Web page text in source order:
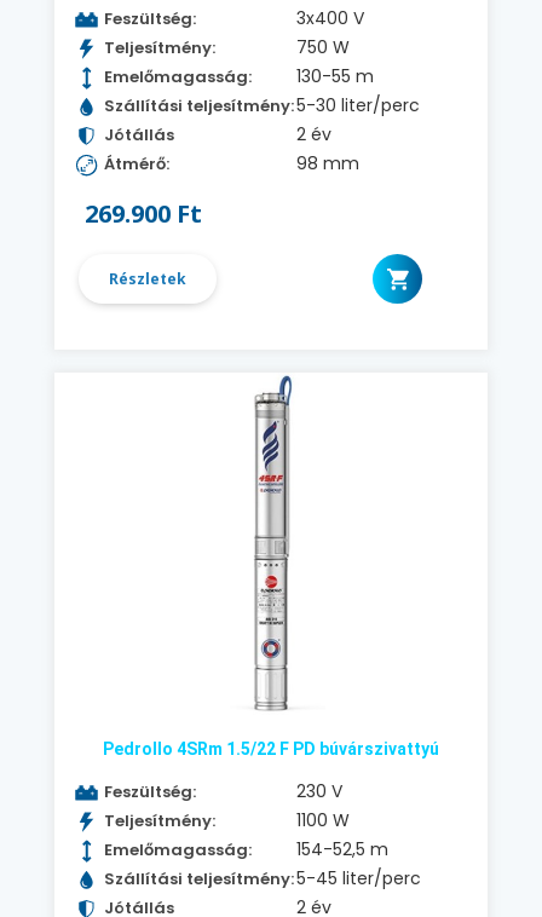
Feszültség: 3x400 V
Teljesítmény: 750 W
Emelőmagasság: 130-55 m
Szállítási teljesítmény:5-30 liter/perc
Jótállás 2 év
Átmérő: 98 mm
269.900 Ft
Részletek
Pedrollo 4SRm 1.5/22 F PD búvárszivattyú
Feszültség: 230 V
Teljesítmény: 1100 W
Emelőmagasság: 154-52,5 m
Szállítási teljesítmény:5-45 liter/perc
Jótállás 2 év